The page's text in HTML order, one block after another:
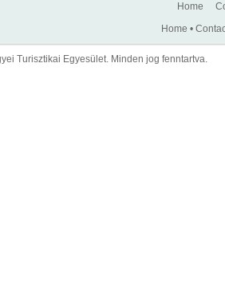
Home
Home •
Turisztikai Egyesület. Minden jog fenntartva.